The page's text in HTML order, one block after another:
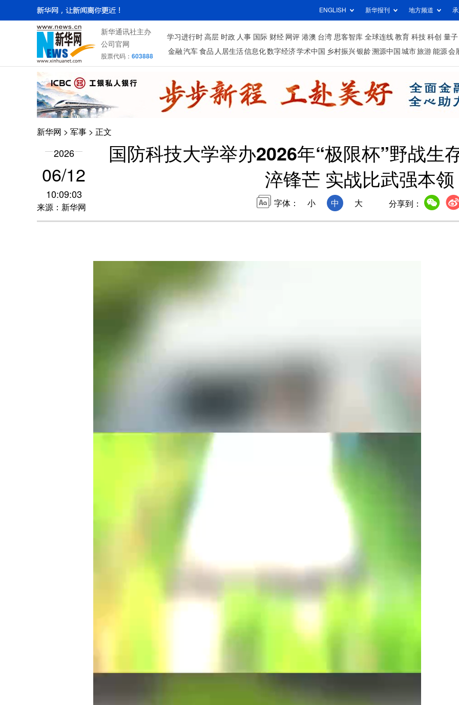
ENGLISH 新华报刊 地方频道
新华通讯社主办
公司官网
股票代码： 603888
学习进行时 高层 时政 人事 国际 财经 网评 港澳 台湾 思客智库 全球连线 教育 科技 科创 量子
金融 汽车 食品 人居生活信息化数字经济学术中国 乡村振兴银龄溯源中国 城市旅游 能源 会
新华网 > 军事 > 正文
2026
06/12
10:09:03
来源：新华网
国防科技大学举办2026年“极限杯”野战生
淬锋芒 实战比武强本领
字体： 小 中 大 分享到：